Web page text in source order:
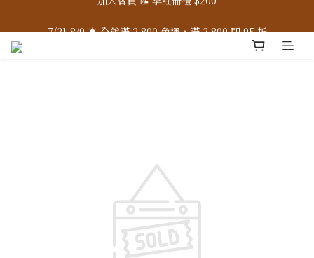
7/31-8/9 ☀️ 全館滿 2,800 免運，滿 3,800 即 95 折